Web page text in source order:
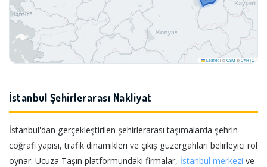
Leaflet | © OSM © CARTO
İstanbul Şehirlerarası Nakliyat
İstanbul'dan gerçekleştirilen şehirlerarası taşımalarda şehrin
coğrafi yapısı, trafik dinamikleri ve çıkış güzergahları belirleyici rol
oynar. Ucuza Taşın platformundaki firmalar, İstanbul merkezi ve